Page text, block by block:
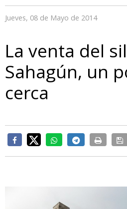
Jueves, 08 de Mayo de 2014
La venta del
Sahagún, un
cerca